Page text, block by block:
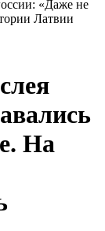
«Даже не
Латвии
На